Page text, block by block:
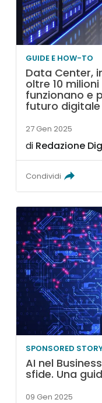
GUIDE E HOW-TO
Data Center,
oltre 10
funzionano e
futuro digitale
27 Gen 2025
di Redazione
Condividi
SPONSORED
AI nel
sfide. Una
09 Gen 2025